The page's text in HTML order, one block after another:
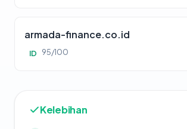
armada-finance.co.id
ID 95/100
Kelebihan